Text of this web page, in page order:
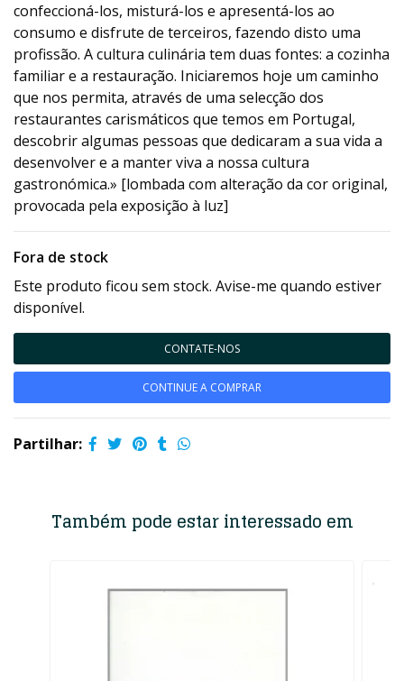
confeccioná-los, misturá-los e apresentá-los ao
consumo e disfrute de terceiros, fazendo disto uma
profissão. A cultura culinária tem duas fontes: a cozinha
familiar e a restauração. Iniciaremos hoje um caminho
que nos permita, através de uma selecção dos
restaurantes carismáticos que temos em Portugal,
descobrir algumas pessoas que dedicaram a sua vida a
desenvolver e a manter viva a nossa cultura
gastronómica.» [lombada com alteração da cor original,
provocada pela exposição à luz]
Fora de stock
Este produto ficou sem stock. Avise-me quando estiver
disponível.
CONTATE-NOS
CONTINUE A COMPRAR
Partilhar:
Também pode estar interessado em